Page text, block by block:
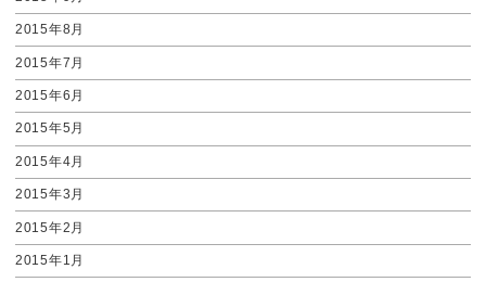
2015年8月
2015年7月
2015年6月
2015年5月
2015年4月
2015年3月
2015年2月
2015年1月